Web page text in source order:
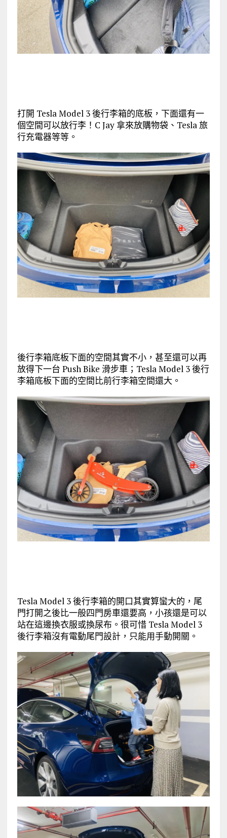
打開 Tesla Model 3 後行李箱的底板，下面還有一
個空間可以放行李！C Jay 拿來放購物袋、Tesla 旅
行充電器等等。
後行李箱底板下面的空間其實不小，甚至還可以再
放得下一台 Push Bike 滑步車；Tesla Model 3 後行
李箱底板下面的空間比前行李箱空間還大。
Tesla Model 3 後行李箱的開口其實算蠻大的，尾
門打開之後比一般四門房車還要高，小孩還是可以
站在這邊換衣服或換尿布。很可惜 Tesla Model 3
後行李箱沒有電動尾門設計，只能用手動開關。